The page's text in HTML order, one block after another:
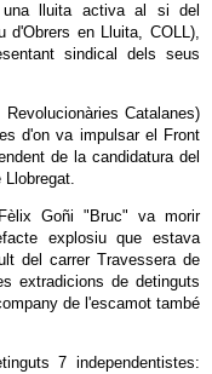
lluita activa al si del
d'Obrers en Lluita, COLL),
sindical dels seus
Catalanes)
d'on va impulsar el Front
de la candidatura del
Goñi "Bruc" va morir
explosiu que estava
del carrer Travessera de
extradicions de detinguts
de l'escamot també
7 independentistes: